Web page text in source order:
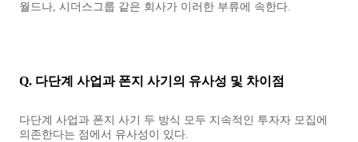
월드나, 시더스그룹 같은 회사가 이러한 부류에 속한다.
Q. 다단계 사업과 폰지 사기의 유사성 및 차이점
다단계 사업과 폰지 사기 두 방식 모두 지속적인 투자자 모집에
의존한다는 점에서 유사성이 있다.